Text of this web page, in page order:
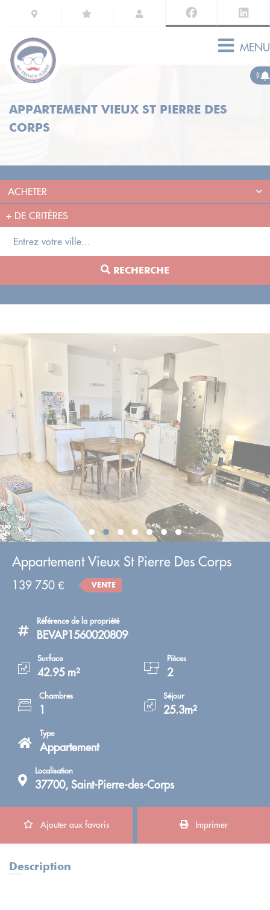
MENU
APPARTEMENT VIEUX ST PIERRE DES
CORPS
+ DE CRITÈRES
RECHERCHE
Appartement Vieux St Pierre Des Corps
139 750 € VENTE
Référence de la propriété
BEVAP1560020809
Surface
42.95 m²
Pièces
2
Chambres
1
Séjour
25.3m²
Type
Appartement
Localisation
37700, Saint-Pierre-des-Corps
Ajouter aux favoris Imprimer
Description